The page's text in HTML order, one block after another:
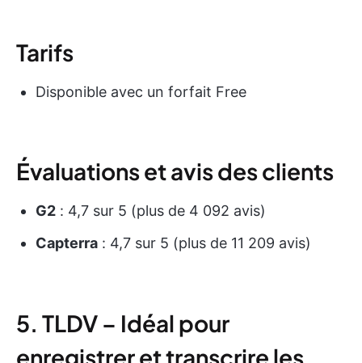
Tarifs
Disponible avec un forfait Free
Évaluations et avis des clients
G2 : 4,7 sur 5 (plus de 4 092 avis)
Capterra : 4,7 sur 5 (plus de 11 209 avis)
5. TLDV – Idéal pour
enregistrer et transcrire les